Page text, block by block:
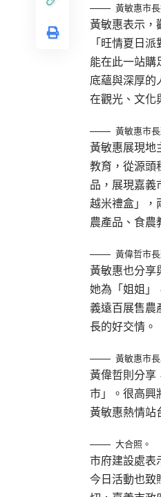
黃敏惠市
黃敏惠表示，
「旺情夏日
能在此一站購
底蘊與深厚的
在觀光、文化
黃敏惠市
黃敏惠展現地
教育，從源頭
品，展現嘉義
越米禮盒」，
農產品、食農
黃偉哲市
黃敏惠也分享
她為「姐姐」
義遠百展售農
長的好交情。
黃敏惠市
黃偉哲則分享
市」。很高興
黃敏惠熱情站
大合照。
市府建設處表
今日活動也致